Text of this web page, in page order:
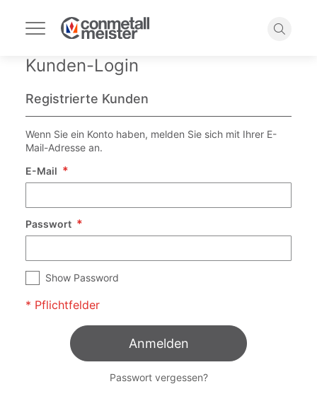
Navigation
umschalten
Suche
Kunden-Login
Registrierte Kunden
Wenn Sie ein Konto haben, melden Sie sich mit Ihrer E-
Mail-Adresse an.
E-Mail
Passwort
Show Password
Anmelden
Passwort vergessen?